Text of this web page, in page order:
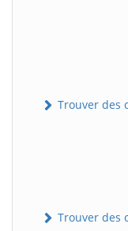
Trouver des
Trouver des